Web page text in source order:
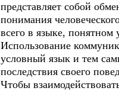
представляет собой
понимания
всего в языке,
Использование
условный язык и тем
последствия своего
Чтобы